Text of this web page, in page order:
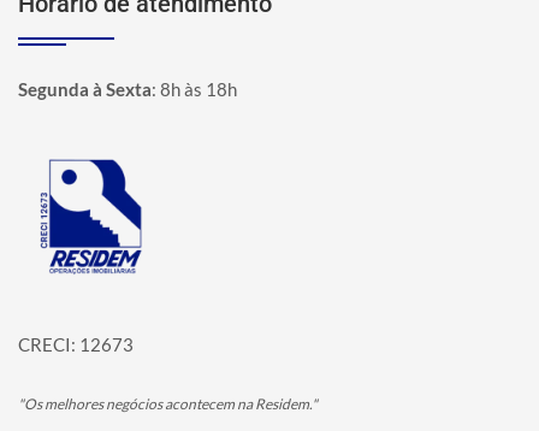
Segunda à Sexta: 8h às 18h
Página inicial
CRECI: 12673
"Os melhores negócios acontecem na Residem."